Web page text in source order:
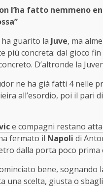
l’ha fatto nemmeno
guarito la Juve, ma
più concreta: dal gioco
D’altronde la
ne ha già fatti 4 nelle
all’esordio, poi il pari
e compagni restano
fermato il Napoli di
dalla porta poco prima
bene, sognando
una scelta, giusta o